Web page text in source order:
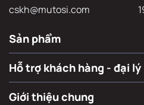
cskh@mutosi.com
Sản phẩm
Hỗ trợ khách hàng - đại lý
Giới thiệu chung